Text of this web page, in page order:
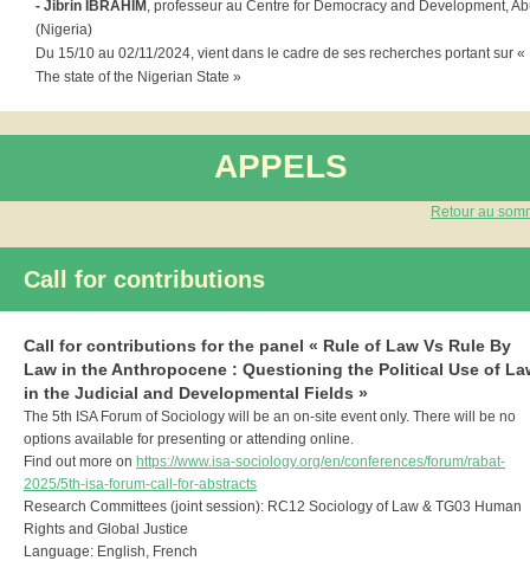
- Jibrin IBRAHIM , professeur au Centre for Democracy and Development,
(Nigeria)
Du 15/10 au 02/11/2024, vient dans le cadre de ses recherches portant sur «
The state of the Nigerian State »
APPELS
Retour au
Call for contributions
Call for contributions for the panel « Rule of Law Vs Rule By
Law in the Anthropocene : Questioning the Political Use of
in the Judicial and Developmental Fields »
The 5th ISA Forum of Sociology will be an on-site event only. There will be no
options available for presenting or attending online.
Find out more on https://www.isa-sociology.org/en/conferences/forum/rabat-
2025/5th-isa-forum-call-for-abstracts
Research Committees (joint session): RC12 Sociology of Law & TG03 Human
Rights and Global Justice
Language: English, French